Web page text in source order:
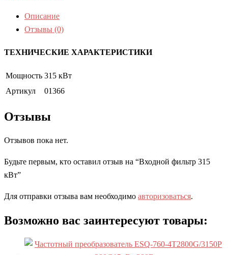
Описание
Отзывы (0)
ТЕХНИЧЕСКИЕ ХАРАКТЕРИСТИКИ
Мощность 315 кВт
Артикул
01366
Отзывы
Отзывов пока нет.
Будьте первым, кто оставил отзыв на “Входной фильтр 315
кВт”
Для отправки отзыва вам необходимо авторизоваться.
Возможно вас заинтересуют товары: